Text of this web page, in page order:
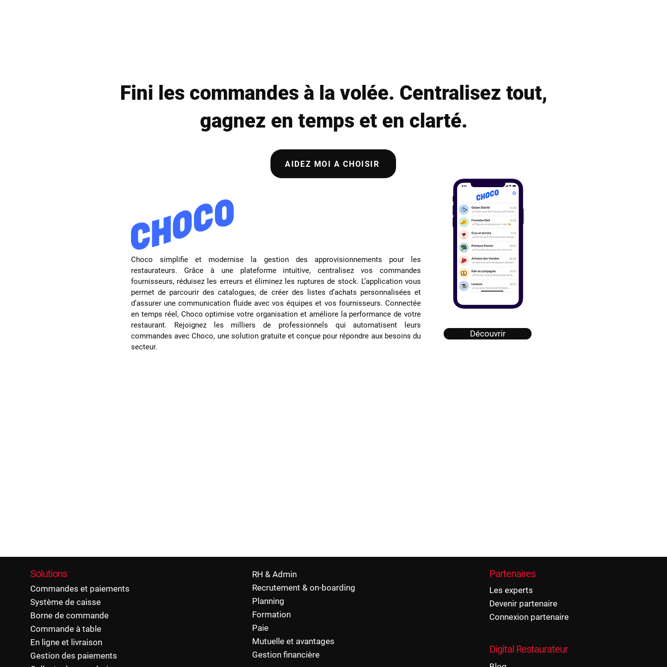
Fini les commandes à la volée. Centralisez tout,
gagnez en temps et en clarté.
AIDEZ MOI A CHOISIR
Choco simplifie et modernise la gestion des approvisionnements pour les
restaurateurs. Grâce à une plateforme intuitive, centralisez vos commandes
fournisseurs, réduisez les erreurs et éliminez les ruptures de stock. L’application vous
permet de parcourir des catalogues, de créer des listes d’achats personnalisées et
d’assurer une communication fluide avec vos équipes et vos fournisseurs. Connectée
en temps réel, Choco optimise votre organisation et améliore la performance de votre
restaurant. Rejoignez les milliers de professionnels qui automatisent leurs
commandes avec Choco, une solution gratuite et conçue pour répondre aux besoins du
secteur.
Découvrir
Solutions
Commandes et paiements
Système de caisse
Borne de commande
Commande à table
En ligne et livraison
Gestion des paiements
RH & Admin
Recrutement & on-boarding
Planning
Formation
Paie
Mutuelle et avantages
Gestion financière
Partenaires
Les experts
Devenir partenaire
Connexion partenaire
Digital Restaurateur